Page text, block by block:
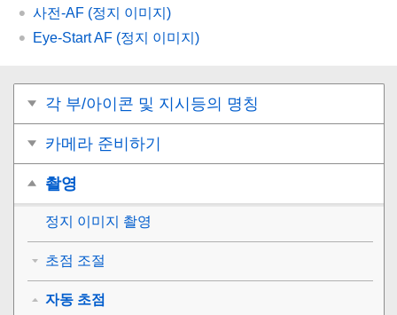
사전-AF (정지 이미지)
Eye-Start AF (정지 이미지)
각 부/아이콘 및 지시등의 명칭
카메라 준비하기
촬영
정지 이미지 촬영
초점 조절
자동 초점